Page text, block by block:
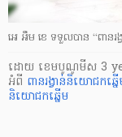
អេ អឹម ខេ ទទួលបាន “ពានរង្
ដោយ ​ ខេមបូណូមីស 3
អំពី ពានរង្វាន់និយោជកឆ្ន
និយោជកឆ្នើម